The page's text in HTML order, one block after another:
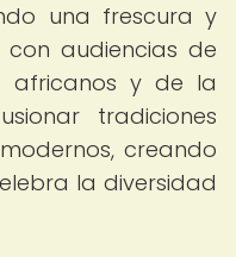
una frescura y
audiencias de
africanos y de la
tradiciones
creando
la diversidad